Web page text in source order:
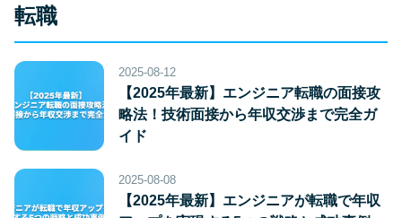
転職
2025-08-12
【2025年最新】エンジニア転職の面接攻
略法！技術面接から年収交渉まで完全ガ
イド
2025-08-08
【2025年最新】エンジニアが転職で年収